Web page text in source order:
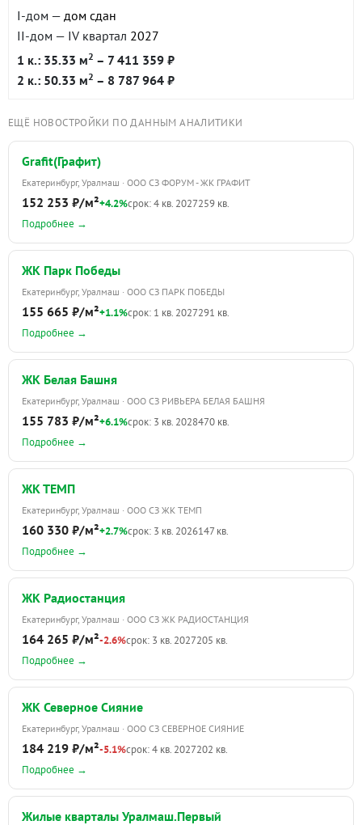
I-дом — дом сдан
II-дом — IV квартал 2027
1 к.: 35.33 м2 – 7 411 359 ₽
2 к.: 50.33 м2 – 8 787 964 ₽
ЕЩЁ НОВОСТРОЙКИ ПО ДАННЫМ АНАЛИТИКИ
Grafit(Графит)
Екатеринбург, Уралмаш · ООО СЗ ФОРУМ - ЖК ГРАФИТ
152 253 ₽/м²+4.2%срок: 4 кв. 2027259 кв.
Подробнее →
ЖК Парк Победы
Екатеринбург, Уралмаш · ООО СЗ ПАРК ПОБЕДЫ
155 665 ₽/м²+1.1%срок: 1 кв. 2027291 кв.
Подробнее →
ЖК Белая Башня
Екатеринбург, Уралмаш · ООО СЗ РИВЬЕРА БЕЛАЯ БАШНЯ
155 783 ₽/м²+6.1%срок: 3 кв. 2028470 кв.
Подробнее →
ЖК ТЕМП
Екатеринбург, Уралмаш · ООО СЗ ЖК ТЕМП
160 330 ₽/м²+2.7%срок: 3 кв. 2026147 кв.
Подробнее →
ЖК Радиостанция
Екатеринбург, Уралмаш · ООО СЗ ЖК РАДИОСТАНЦИЯ
164 265 ₽/м²-2.6%срок: 3 кв. 2027205 кв.
Подробнее →
ЖК Северное Сияние
Екатеринбург, Уралмаш · ООО СЗ СЕВЕРНОЕ СИЯНИЕ
184 219 ₽/м²-5.1%срок: 4 кв. 2027202 кв.
Подробнее →
Жилые кварталы Уралмаш.Первый